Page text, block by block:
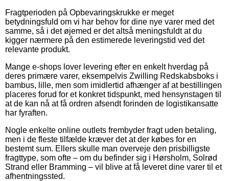
Fragtperioden på Opbevaringskrukke er meget
betydningsfuld om vi har behov for dine nye varer med det
samme, så i det øjemed er det altså meningsfuldt at du
kigger nærmere på den estimerede leveringstid ved det
relevante produkt.
Mange e-shops lover levering efter en enkelt hverdag på
deres primære varer, eksempelvis Zwilling Redskabsboks i
bambus, lille, men som imidlertid afhænger af at bestillingen
placeres forud for et konkret tidspunkt, med hensynstagen til
at de kan nå at få ordren afsendt forinden de logistikansatte
har fyraften.
Nogle enkelte online outlets frembyder fragt uden betaling,
men i de fleste tilfælde kræver det at der købes for en
bestemt sum. Ellers skulle man overveje den prisbilligste
fragttype, som ofte – om du befinder sig i Hørsholm, Solrød
Strand eller Bramming – vil blive at få leveret dine varer til et
afhentningssted.